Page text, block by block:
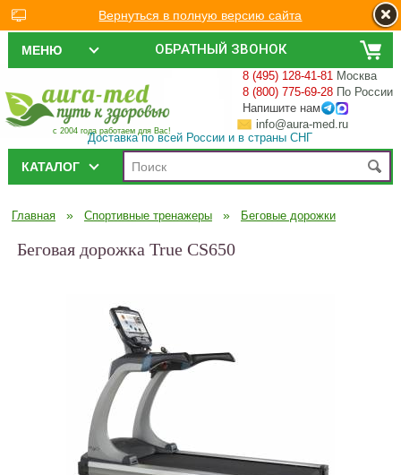
ОБРАТНЫЙ ЗВОНОК
МЕНЮ
с 2004 года работаем для Вас!
8 (495) 128-41-81 Москва
8 (800) 775-69-28 По России
Напишите нам
info@aura-med.ru
Доставка по всей России и в страны СНГ
КАТАЛОГ
Главная » Спортивные тренажеры » Беговые дорожки
Беговая дорожка True CS650
Вернуться в полную версию сайта